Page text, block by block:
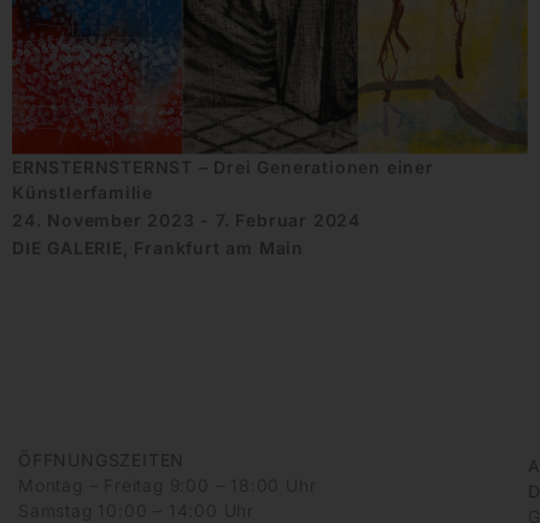
ERNSTERNSTERNST – Drei Generationen einer
Künstlerfamilie
24. November 2023 - 7. Februar 2024
DIE GALERIE, Frankfurt am Main
ÖFFNUNGSZEITEN
Montag – Freitag 9:00 – 18:00 Uhr
Samstag 10:00 – 14:00 Uhr